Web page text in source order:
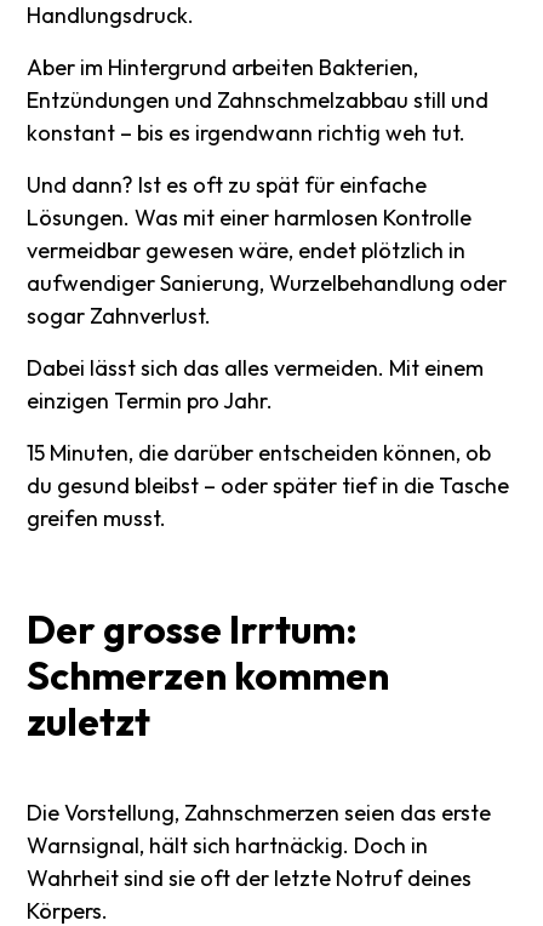
Handlungsdruck.
Aber im Hintergrund arbeiten Bakterien,
Entzündungen und Zahnschmelzabbau still und
konstant – bis es irgendwann richtig weh tut.
Und dann? Ist es oft zu spät für einfache
Lösungen. Was mit einer harmlosen Kontrolle
vermeidbar gewesen wäre, endet plötzlich in
aufwendiger Sanierung, Wurzelbehandlung oder
sogar Zahnverlust.
Dabei lässt sich das alles vermeiden. Mit einem
einzigen Termin pro Jahr.
15 Minuten, die darüber entscheiden können, ob
du gesund bleibst – oder später tief in die Tasche
greifen musst.
Dergrosse Irrtum:
Schmerzen kommen
zuletzt
Die Vorstellung, Zahnschmerzen seien das erste
Warnsignal, hält sich hartnäckig. Doch in
Wahrheit sind sie oft der letzte Notruf deines
Körpers.